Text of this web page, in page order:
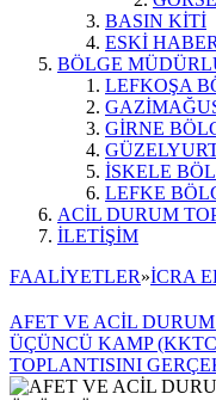
BASIN KİTİ
ESKİ
BÖLGE
LEFKOŞA
GİRNE
İSKELE
LEFKE
ACİL DURUM
İLETİŞİM
FAALİYETLER»İCRA
AFET VE ACİL
ÜÇÜNCÜ KAMP
TOPLANTISINI